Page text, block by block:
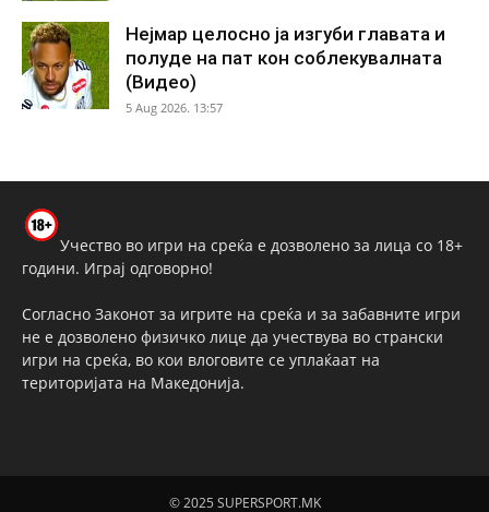
Нејмар целосно ја изгуби главата и
полуде на пат кон соблекувалната
(Видео)
5 Aug 2026. 13:57
Учество во игри на среќа е дозволено за лица со 18+
години. Играј одговорно!
Согласно Законот за игрите на среќа и за забавните игри
не е дозволено физичко лице да учествува во странски
игри на среќа, во кои влоговите се уплаќаат на
територијата на Македонија.
© 2025 SUPERSPORT.MK